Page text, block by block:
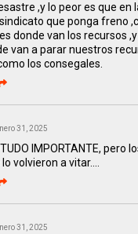
,y lo peor es que en
que ponga freno
donde van los recursos
van a parar nuestros
los consegales.
31, 2025
IMPORTANTE, pero
volvieron a vitar....
31, 2025